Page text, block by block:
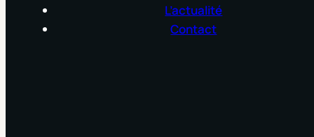
L’actualité
Contact